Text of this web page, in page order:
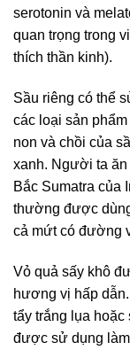
serotonin và
quan trọng trong
thích thần kinh).
Sầu riêng có thể
các loại sản
non và chồi của
xanh. Người ta ăn
Bắc Sumatra của
thường được
cả mứt có đường
Vỏ quả sấy khô
hương vị hấp
tẩy trắng lụa
được sử dụng